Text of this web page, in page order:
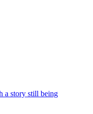
story still being